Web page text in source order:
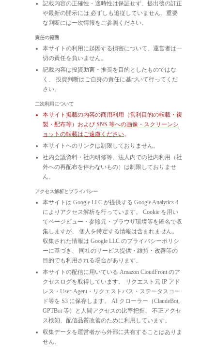
記載内容の正確性・適時性は保証せず、提出後の訂正
や最新の開示には 必ずしも追従していません。重要
な判断には一次情報をご参照ください。
責任の範囲
本サイトの利用に起因する損害について、運営者は一
切の責任を負いません。
記載内容は投資助言・推奨を目的としたものではな
く、 投資判断はご自身の責任に基づいて行ってくだ
さい。
二次利用について
本サイト掲載の内容の商用利用（営利目的の転載・複
製・配布等）および SNS 等への画像・スクリーンシ
ョットの転載はご遠慮ください。
本サイトへのリンクは制限しておりません。
社内会議資料・社内研修等、法人内での社内利用（社
外への再配布を伴わないもの）は制限しておりませ
ん。
アクセス解析とプライバシー
本サイトは Google LLC が提供する Google Analytics 4
によりアクセス解析を行っています。 Cookie を用い
てページビュー・参照元・ブラウザ環境等を匿名で収
集しますが、 個人を特定する情報は含まれません。
収集された情報は Google LLC のプライバシーポリシ
ーに基づき、 同社のサービス提供・維持・改善等の
目的でも利用される場合があります。
本サイトの配信に用いている Amazon CloudFront のア
クセスログを取得しています。 リクエスト元 IP アド
レス・User-Agent・リクエストパス・ステータスコー
ド等を S3 に保存します。 AI クローラー（ClaudeBot,
GPTBot 等）と人間アクセスの比率把握、 不正アクセ
ス検知、配信品質改善のために利用しています。
収集データを運営者から外部に共有することはありま
せん。